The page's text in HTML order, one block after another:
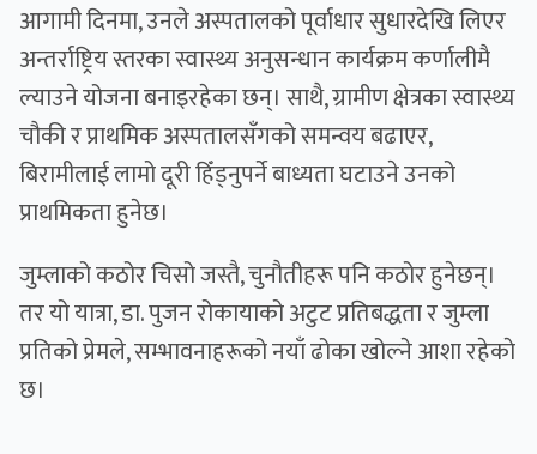
आगामी दिनमा, उनले अस्पतालको पूर्वाधार सुधारदेखि लिएर
अन्तर्राष्ट्रिय स्तरका स्वास्थ्य अनुसन्धान कार्यक्रम कर्णालीमै
ल्याउने योजना बनाइरहेका छन्। साथै, ग्रामीण क्षेत्रका स्वास्थ्य
चौकी र प्राथमिक अस्पतालसँगको समन्वय बढाएर,
बिरामीलाई लामो दूरी हिँड्नुपर्ने बाध्यता घटाउने उनको
प्राथमिकता हुनेछ।
जुम्लाको कठोर चिसो जस्तै, चुनौतीहरू पनि कठोर हुनेछन्।
तर यो यात्रा, डा. पुजन रोकायाको अटुट प्रतिबद्धता र जुम्ला
प्रतिको प्रेमले, सम्भावनाहरूको नयाँ ढोका खोल्ने आशा रहेकाे
छ।